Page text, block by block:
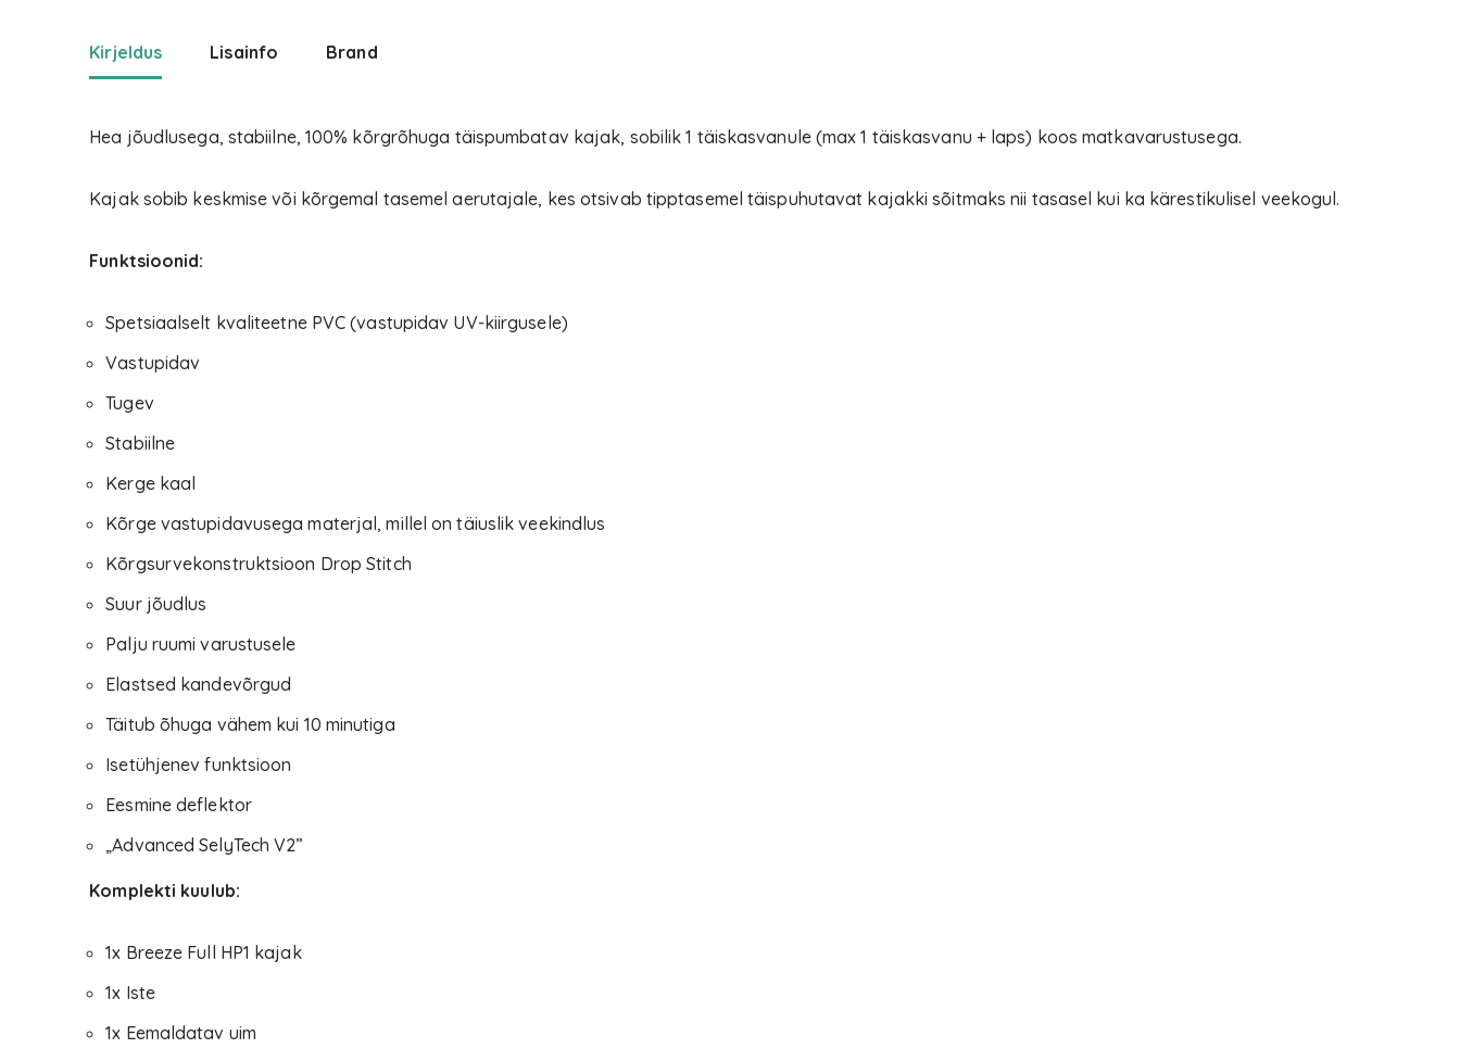
Kirjeldus Lisainfo Brand
Hea jõudlusega, stabiilne, 100% kõrgrõhuga täispumbatav kajak, sobilik 1 täiskasvanule (max 1 täiskasvanu + laps) koos matkavarustusega.
Kajak sobib keskmise või kõrgemal tasemel aerutajale, kes otsivab tipptasemel täispuhutavat kajakki sõitmaks nii tasasel kui ka kärestikulisel veekogul.
Funktsioonid:
Spetsiaalselt kvaliteetne PVC (vastupidav UV-kiirgusele)
Vastupidav
Tugev
Stabiilne
Kerge kaal
Kõrge vastupidavusega materjal, millel on täiuslik veekindlus
Kõrgsurvekonstruktsioon Drop Stitch
Suur jõudlus
Palju ruumi varustusele
Elastsed kandevõrgud
Täitub õhuga vähem kui 10 minutiga
Isetühjenev funktsioon
Eesmine deflektor
„Advanced SelyTech V2”
Komplekti kuulub:
1x Breeze Full HP1 kajak
1x Iste
1x Eemaldatav uim